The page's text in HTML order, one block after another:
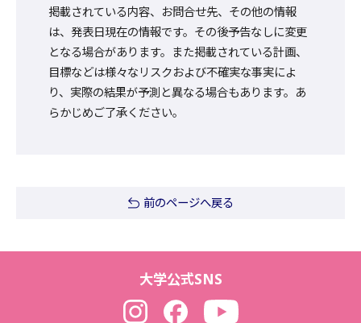
掲載されている内容、お問合せ先、その他の情報
は、発表日現在の情報です。その後予告なしに変更
となる場合があります。また掲載されている計画、
目標などは様々なリスクおよび不確実な事実によ
り、実際の結果が予測と異なる場合もあります。あ
らかじめご了承ください。
前のページへ戻る
大学公式SNS
InstagramFacebookYouTube